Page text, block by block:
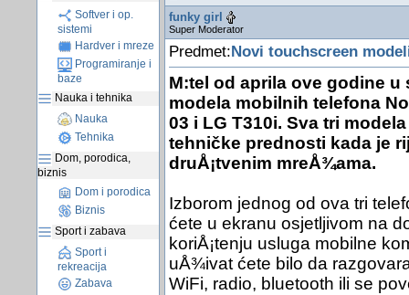
Softver i op.
sistemi
Hardver i mreze
Programiranje i
baze
Nauka i tehnika
Nauka
Tehnika
Dom, porodica,
biznis
Dom i porodica
Biznis
Sport i zabava
Sport i
rekreacija
Zabava
funky girl
Super Moderator
Predmet: Novi touchscreen
M:tel od aprila ove godine
modela mobilnih telefona
03 i LG T310i. Sva tri
tehničke prednosti kada je
druÅ¡tvenim mreÅ¾ama.
Izborom jednog od ova tri
ćete u ekranu osjetljivom na
koriÅ¡tenju usluga mobilne
uÅ¾ivat ćete bilo da
WiFi, radio, bluetooth ili se